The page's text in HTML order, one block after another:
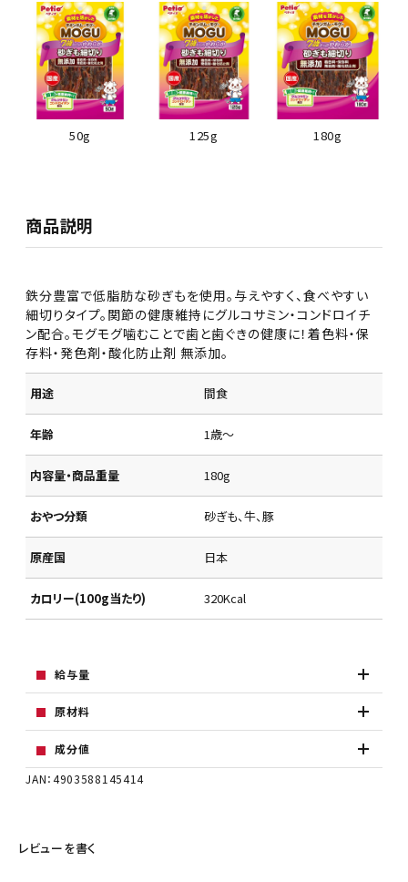
50g 125g 180g
商品説明
鉄分豊富で低脂肪な砂ぎもを使用。与えやすく、食べやすい
細切りタイプ。関節の健康維持にグルコサミン・コンドロイチ
ン配合。モグモグ噛むことで歯と歯ぐきの健康に！着色料・保
存料・発色剤・酸化防止剤 無添加。
用途 間食
年齢 1歳～
内容量・商品重量 180g
おやつ分類 砂ぎも、牛、豚
原産国 日本
カロリー(100g当たり) 320Kcal
給与量
原材料
成分値
JAN：4903588145414
レビューを書く